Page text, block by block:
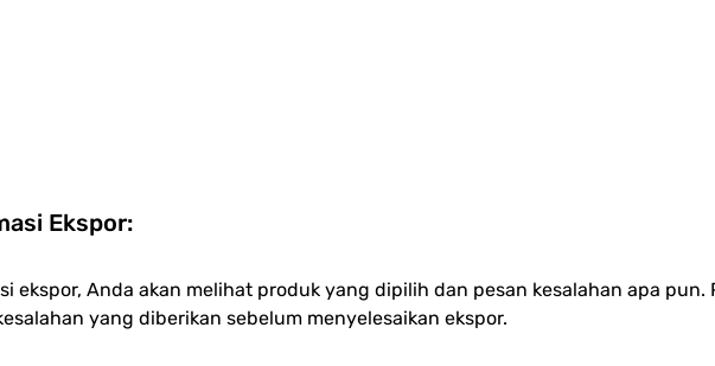
Ekspor:
ekspor, Anda akan melihat produk yang dipilih dan pesan kesalahan apa pun.
yang diberikan sebelum menyelesaikan ekspor.